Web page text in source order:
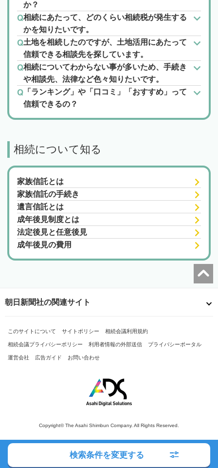
か？
相続にあたって、どのくらい相続税が発生する
かを知りたいです。
土地を相続したのですが、土地活用にあたって
信頼できる相談先を探しています。
相続についてわからない事が多いため、手続き
や相談先、法律など色々知りたいです。
「ランキング」や「口コミ」「おすすめ」って
信頼できるの？
相続について知る
家族信託とは
家族信託の手続き
遺言信託とは
成年後見制度とは
法定後見と任意後見
成年後見の費用
検索条件を変更する
朝日新聞社の関連サイト
このサイトについて サイトポリシー 相続会議利用規約
相続会議プライバシーポリシー 利用者情報の外部送信 プライバシーポータル
運営会社 広告ガイド お問い合わせ
Copyright© The Asahi Shimbun Company. All Rights Reserved.